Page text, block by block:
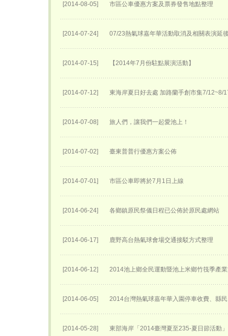
[2014-08-05] 市區公車優惠方案及票券發售地點整理
[2014-07-24] 07/23熱氣球嘉年華活動取消及相關表演延
[2014-07-15] 【2014年7月份駐點展演活動】
[2014-07-12] 東海岸夏日好去處 加路蘭手創市集7/12~8/
[2014-07-08] 旅人們，讓我們一起愛池上！
[2014-07-02] 臺東普普行優惠方案公佈
[2014-07-01] 市區公車即將於7月1日上線
[2014-06-24] 各鄉鎮原民祭儀日程已公佈於原民處網站
[2014-06-17] 鹿野高台熱氣球會場交通接駁方式整理
[2014-06-12] 2014池上鄉全民運動暨池上米鄉竹筏季產
[2014-06-05] 2014台灣熱氣球嘉年華入園停車收費、縣
[2014-05-28] 東部海岸「2014臺灣夏至235-夏日節活動